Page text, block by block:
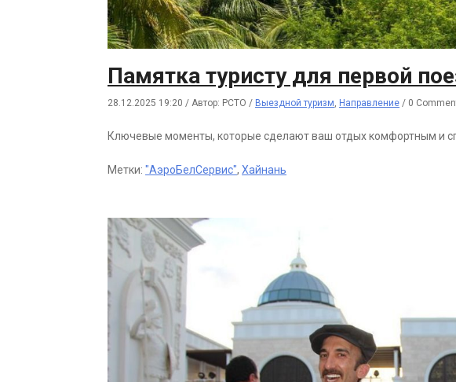
Памятка туристу для первой
28.12.2025 19:20 / Автор: РСТО / Выездной туризм Направление / 0
Ключевые моменты, которые сделают ваш отдых комфортным и
Метки: "АэроБелСервис", Хайнань